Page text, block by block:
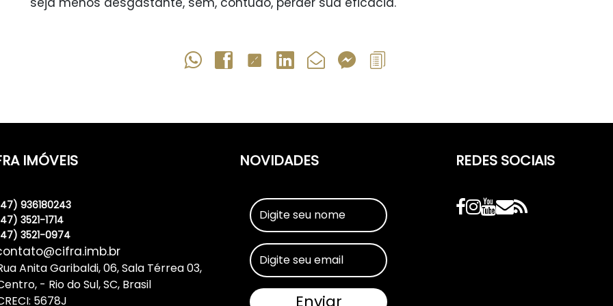
IMÓVEIS
936180243
3521-1714
3521-0974
Anita Garibaldi,06,Sala Térrea 03,
, Rio do Sul,SC, Brasil
5678J
NOVIDADES REDES SOCIAIS